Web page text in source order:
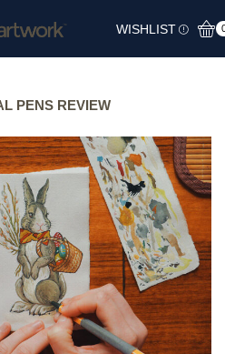
WISHLIST
PENS REVIEW